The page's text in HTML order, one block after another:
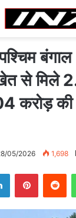
बंगाल
से मिले
करोड़ की
05/2026 1,698